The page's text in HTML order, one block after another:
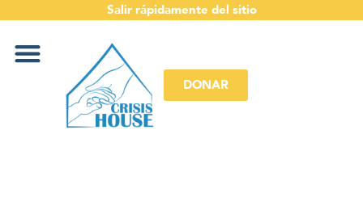
Salir rápidamente del sitio
DONAR